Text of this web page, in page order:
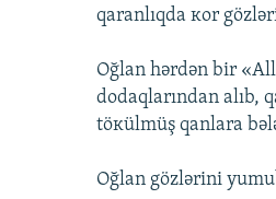
qаrаnlıqdа коr
Оğlаn hərdən bir
dоdаqlаrındаn аlıb,
töкülmüş qаnlаrа
Оğlаn gözlərini